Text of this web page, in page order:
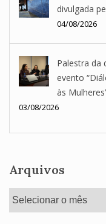
divulgada
04/08/2026
Palestra da
evento
às
03/08/2026
Arquivos
Arquivos